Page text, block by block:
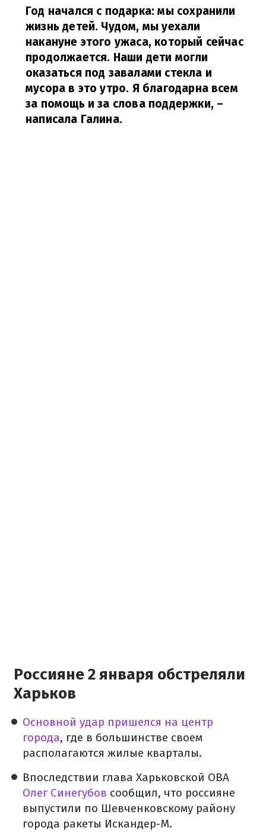
Год начался с подарка: мы сохранили
жизнь детей. Чудом, мы уехали
накануне этого ужаса, который сейчас
продолжается. Наши дети могли
оказаться под завалами стекла и
мусора в это утро. Я благодарна всем
за помощь и за слова поддержки, –
написала Галина.
Россияне 2 января обстреляли
Харьков
Основной удар пришелся на центр
города, где в большинстве своем
располагаются жилые кварталы.
Впоследствии глава Харьковской ОВА
Олег Синегубов сообщил, что россияне
выпустили по Шевченковскому району
города ракеты Искандер-М.